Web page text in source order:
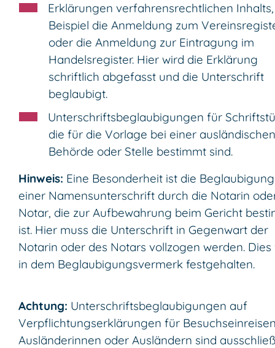
Erklärungen verfahrensrechtlichen
Beispiel die Anmeldung zum
oder die Anmeldung zur Eintragung im
Handelsregister. Hier wird die Erklärung
schriftlich abgefasst und die Unterschrift
beglaubigt.
Unterschriftsbeglaubigungen für
die für die Vorlage bei einer ausländischen
Behörde oder Stelle bestimmt sind.
Hinweis: Eine Besonderheit ist die Beglaubigung
einer Namensunterschrift durch die Notarin
Notar, die zur Aufbewahrung beim Gericht
ist. Hier muss die Unterschrift in Gegenwart der
Notarin oder des Notars vollzogen werden. Dies
in dem Beglaubigungsvermerk festgehalten.
Achtung: Unterschriftsbeglaubigungen auf
Verpflichtungserklärungen für
Ausländerinnen oder Ausländern sind